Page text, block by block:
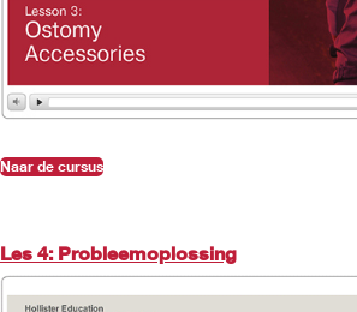
Naar de cursus
Les 4: Probleemoplossing